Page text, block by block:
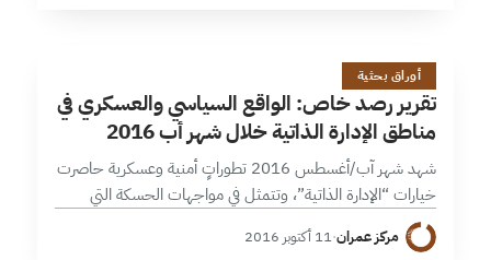
ت
33 دقائق
أوراق بحثية
تقرير رصد خاص: الواقع السياسي والعسكري في
مناطق الإدارة الذاتية خلال شهر أب 2016
شهد شهر آب/أغسطس 2016 تطوراتٍ أمنية وعسكرية حاصرت
خيارات “الإدارة الذاتية”، وتتمثل في مواجهات الحسكة التي
استعمل فيها النظام الطائرات الحربية والمدفعية الثقيلة لأول
مرة مهدداً بشل الحياة الإدارية في…
مركز عمران·11 أكتوبر 2016